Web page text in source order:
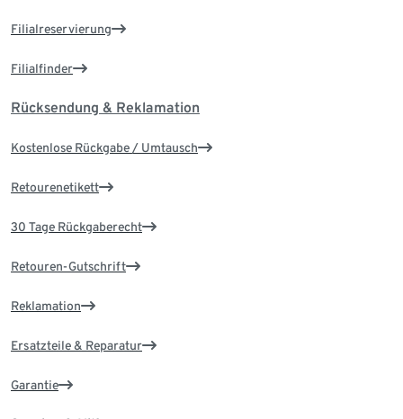
Filialreservierung
Filialfinder
Rücksendung & Reklamation
Kostenlose Rückgabe / Umtausch
Retourenetikett
30 Tage Rückgaberecht
Retouren-Gutschrift
Reklamation
Ersatzteile & Reparatur
Garantie